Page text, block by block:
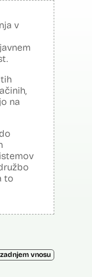
v
na
to
zadnjem vnosu